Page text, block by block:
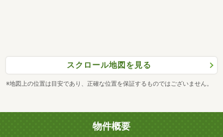
スクロール地図を見る
※地図上の位置は目安であり、正確な位置を保証するものではございません。
物件概要